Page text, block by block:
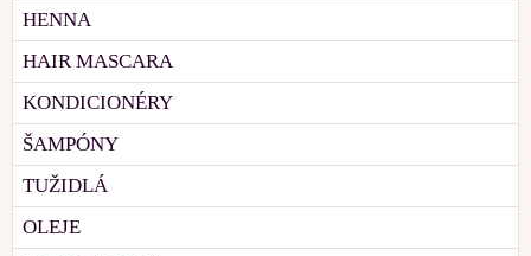
HENNA
HAIR MASCARA
KONDICIONÉRY
ŠAMPÓNY
TUŽIDLÁ
OLEJE